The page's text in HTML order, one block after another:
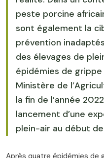
peste porcine
sont également la
prévention
des élevages de
épidémies de grippe
Ministère de
la fin de l’année
lancement d’une
plein-air au début de